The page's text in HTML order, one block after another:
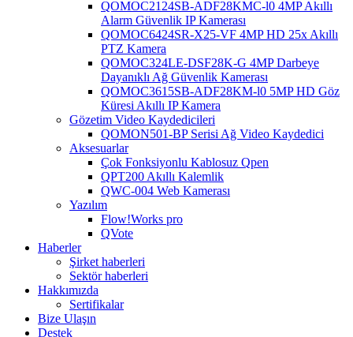
QOMOC2124SB-ADF28KMC-l0 4MP Akıllı
Alarm Güvenlik IP Kamerası
QOMOC6424SR-X25-VF 4MP HD 25x Akıllı
PTZ Kamera
QOMOC324LE-DSF28K-G 4MP Darbeye
Dayanıklı Ağ Güvenlik Kamerası
QOMOC3615SB-ADF28KM-l0 5MP HD Göz
Küresi Akıllı IP Kamera
Gözetim Video Kaydedicileri
QOMON501-BP Serisi Ağ Video Kaydedici
Aksesuarlar
Çok Fonksiyonlu Kablosuz Qpen
QPT200 Akıllı Kalemlik
QWC-004 Web Kamerası
Yazılım
Flow!Works pro
QVote
Haberler
Şirket haberleri
Sektör haberleri
Hakkımızda
Sertifikalar
Bize Ulaşın
Destek